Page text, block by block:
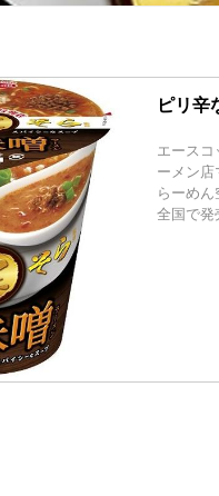
ピリ辛
エースコ
ーメン
らーめ
全国で発